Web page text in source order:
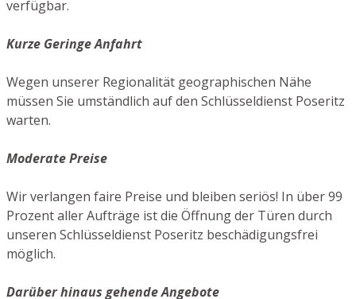
verfügbar.
Kurze Geringe Anfahrt
Wegen unserer Regionalität geographischen Nähe
müssen Sie umständlich auf den Schlüsseldienst Poseritz
warten.
Moderate Preise
Wir verlangen faire Preise und bleiben seriös! In über 99
Prozent aller Aufträge ist die Öffnung der Türen durch
unseren Schlüsseldienst Poseritz beschädigungsfrei
möglich.
Darüber hinaus gehende Angebote